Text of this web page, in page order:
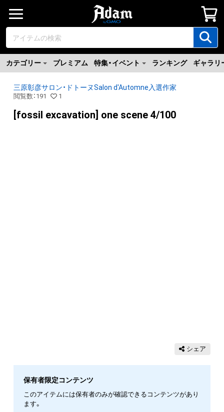
カテゴリー プレミアム 特集・イベント ランキング ギャラリ
三原彰彦サロン・ドトーヌSalon d'Automne入選作家
閲覧数 ： 191 1
[fossil excavation] one scene 4/100
シェア
保有者限定コンテンツ
このアイテムには保有者のみが確認できるコンテンツがあり
ます。